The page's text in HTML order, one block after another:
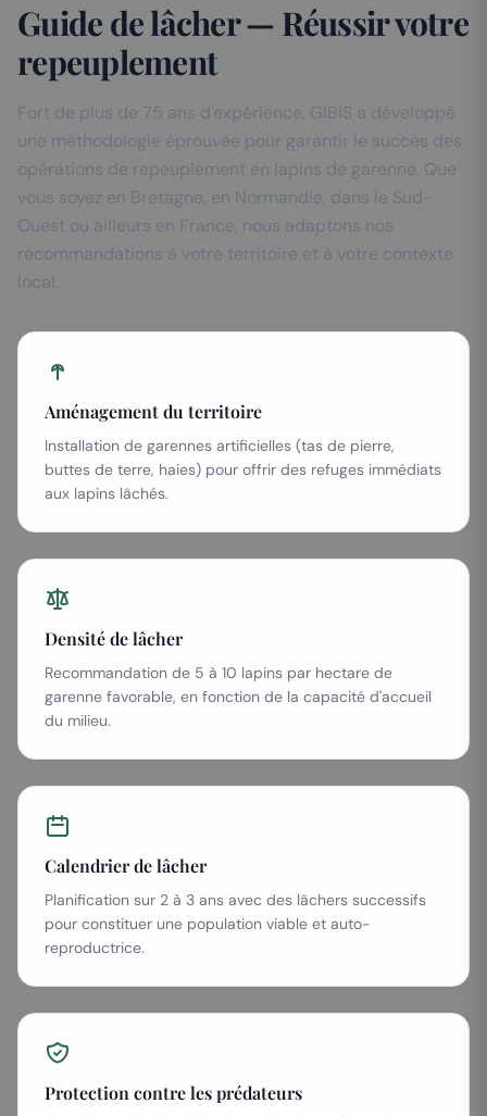
Guide de lâcher — Réussir votre
repeuplement
Fort de plus de 75 ans d'expérience, GIBIS a développé
une méthodologie éprouvée pour garantir le succès des
opérations de repeuplement en lapins de garenne. Que
vous soyez en Bretagne, en Normandie, dans le Sud-
Ouest ou ailleurs en France, nous adaptons nos
recommandations à votre territoire et à votre contexte
local.
Aménagement du territoire
Installation de garennes artificielles (tas de pierre,
buttes de terre, haies) pour offrir des refuges immédiats
aux lapins lâchés.
Densité de lâcher
Recommandation de 5 à 10 lapins par hectare de
garenne favorable, en fonction de la capacité d'accueil
du milieu.
Calendrier de lâcher
Planification sur 2 à 3 ans avec des lâchers successifs
pour constituer une population viable et auto-
reproductrice.
Protection contre les prédateurs